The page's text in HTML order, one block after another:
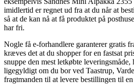
imidlertid er regnet ud fra at du når at
så at de kan nå at få produktet på
har fri.
Nogle få e-forhandlere garanterer gratis
kræves det at du shopper for en fastsat
snuppe den mest letkøbte
ligegyldigt om du bor ved Taastrup,
fragtmanden til at levere bestillingen til